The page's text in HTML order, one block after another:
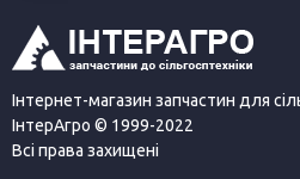
Інтернет-магазин запчастин для
ІнтерАгро © 1999-2022
Всі права захищені